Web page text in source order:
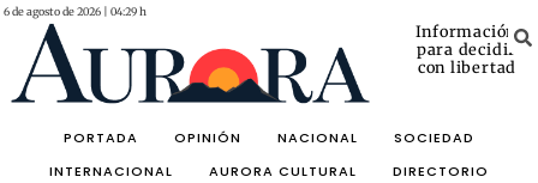
6 de agosto de 2026 | 04:29 h
Información
para decidir
con libertad
PORTADA OPINIÓN NACIONAL
SOCIEDAD
INTERNACIONAL
AURORA CULTURAL DIRECTORIO